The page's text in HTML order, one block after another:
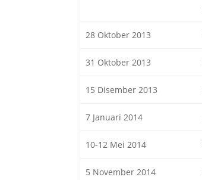
28 Oktober 2013
31 Oktober 2013
15 Disember 2013
7 Januari 2014
10-12 Mei 2014
5 November 2014